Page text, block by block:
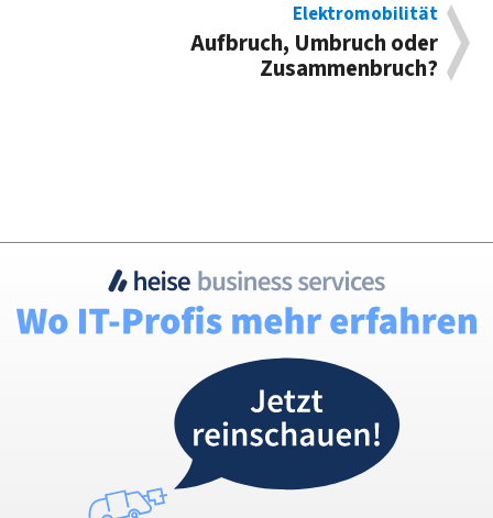
Elektromobilität
Aufbruch, Umbruch oder
Zusammenbruch?